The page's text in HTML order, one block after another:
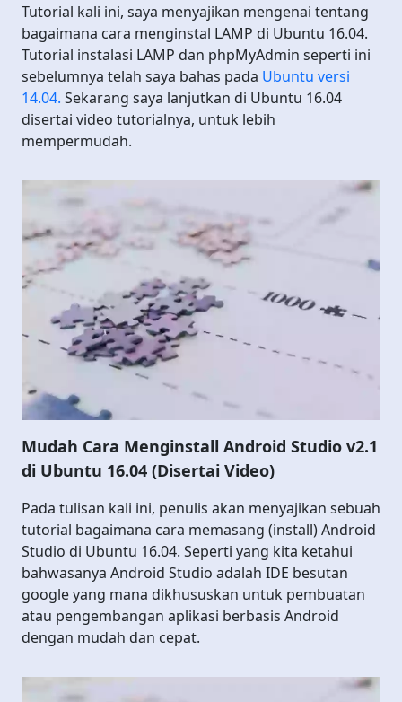
Tutorial kali ini, saya menyajikan mengenai tentang
bagaimana cara menginstal LAMP di Ubuntu 16.04.
Tutorial instalasi LAMP dan phpMyAdmin seperti ini
sebelumnya telah saya bahas pada Ubuntu versi
14.04. Sekarang saya lanjutkan di Ubuntu 16.04
disertai video tutorialnya, untuk lebih
mempermudah.
Mudah Cara Menginstall Android Studio v2.1
di Ubuntu 16.04 (Disertai Video)
Pada tulisan kali ini, penulis akan menyajikan sebuah
tutorial bagaimana cara memasang (install) Android
Studio di Ubuntu 16.04. Seperti yang kita ketahui
bahwasanya Android Studio adalah IDE besutan
google yang mana dikhususkan untuk pembuatan
atau pengembangan aplikasi berbasis Android
dengan mudah dan cepat.